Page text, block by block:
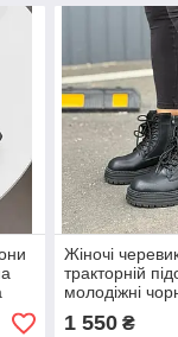
Жіночі
тракторній
молодіжні
натуральна
1 550₴